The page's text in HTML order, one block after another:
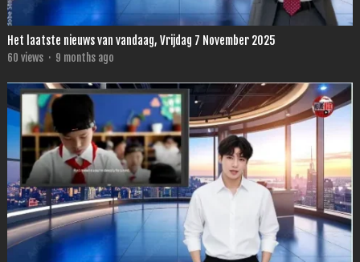
Het laatste nieuws van vandaag, Vrijdag 7 November 2025
60 views · 9 months ago